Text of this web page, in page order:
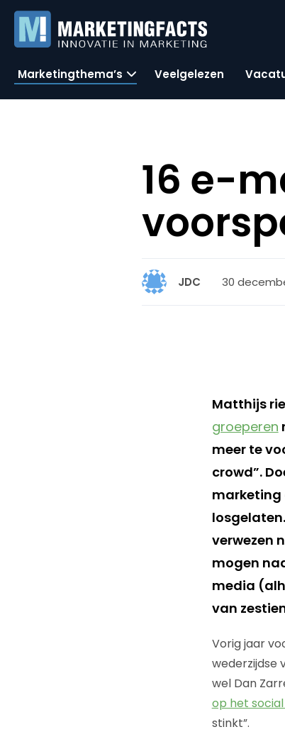
Marketingthema’s Veelgelezen
16 e-
JDC 30
Matthijs
groeperen
meer te
crowd”.
marketing
verwezen
mogen
media
van
Vorig jaar
wederzijdse
wel Dan
op het
stinkt”.